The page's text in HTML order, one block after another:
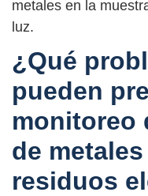
metales en la
luz.
¿Qué
pueden
monitoreo
de
residuos